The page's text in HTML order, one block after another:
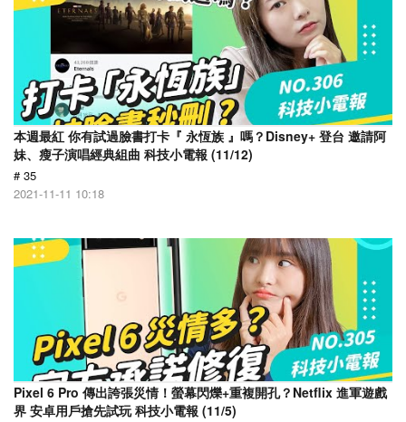
本週最紅 你有試過臉書打卡『 永恆族 』嗎？Disney+ 登台 邀請阿
妹、瘦子演唱經典組曲 科技小電報 (11/12)
# 35
2021-11-11 10:18
Pixel 6 Pro 傳出誇張災情！螢幕閃爍+重複開孔？Netflix 進軍遊戲
界 安卓用戶搶先試玩 科技小電報 (11/5)